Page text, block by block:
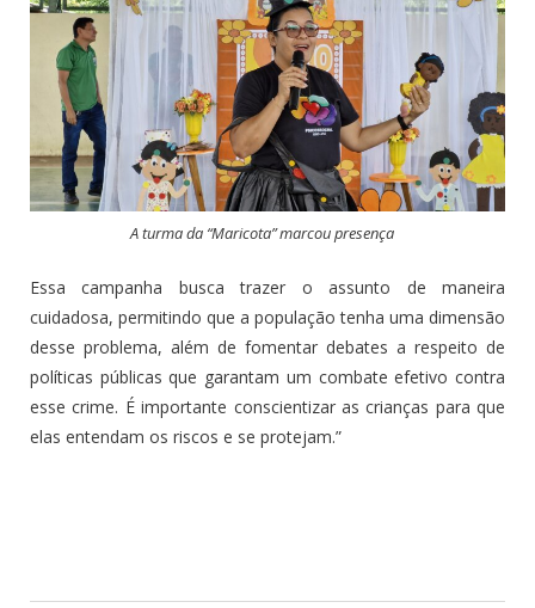
A turma da “Maricota” marcou presença
Essa campanha busca trazer o assunto de maneira
cuidadosa, permitindo que a população tenha uma dimensão
desse problema, além de fomentar debates a respeito de
políticas públicas que garantam um combate efetivo contra
esse crime. É importante conscientizar as crianças para que
elas entendam os riscos e se protejam.”